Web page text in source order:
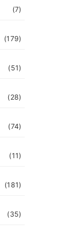
(7)
(179)
(51)
(28)
(74)
(11)
(181)
(35)